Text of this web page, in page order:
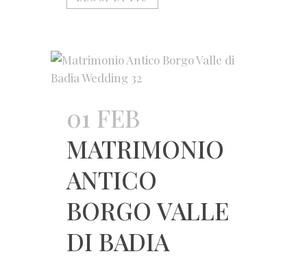
01 FEB
MATRIMONIO
ANTICO
BORGO VALLE
DI BADIA